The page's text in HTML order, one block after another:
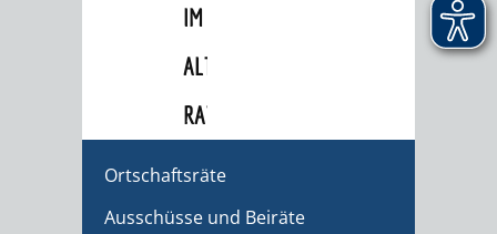
IM
ALTEN
RATHAUS
POLITIK & GREMIEN
Ortschaftsräte
Ausschüsse und Beiräte